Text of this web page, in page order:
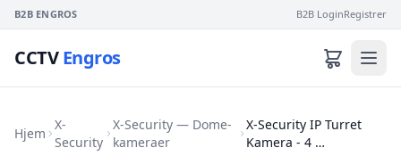
B2B ENGROS B2B LoginRegistrer
CCTVEngros
Hjem
X-
Security
X-Security — Dome-
kameraer
X-Security IP Turret
Kamera - 4 …